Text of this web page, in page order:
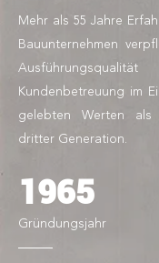
Mehr als 55 Jahre
Bauunternehmen
Kundenbetreuung im
gelebten Werten als
dritter Generation.
1965
Gründungsjahr